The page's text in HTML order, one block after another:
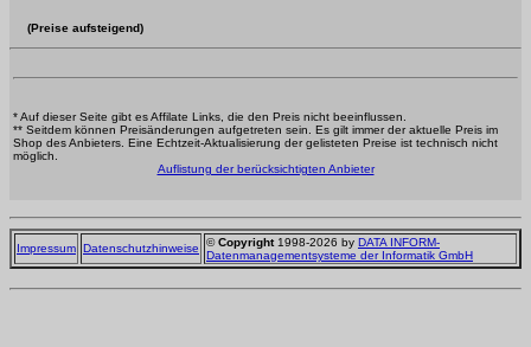
(Preise aufsteigend)
* Auf dieser Seite gibt es Affilate Links, die den Preis nicht beeinflussen.
** Seitdem können Preisänderungen aufgetreten sein. Es gilt immer der aktuelle Preis im
Shop des Anbieters. Eine Echtzeit-Aktualisierung der gelisteten Preise ist technisch nicht
möglich.
Auflistung der berücksichtigten Anbieter
Impressum Datenschutzhinweise ©Copyright1998-2026 by DATA INFORM-
Datenmanagementsysteme der Informatik GmbH